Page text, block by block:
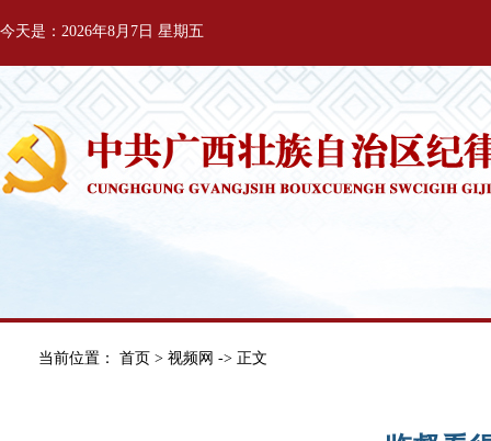
今天是：2026年8月7日 星期五
当前位置： 首页 > 视频网 -> 正文